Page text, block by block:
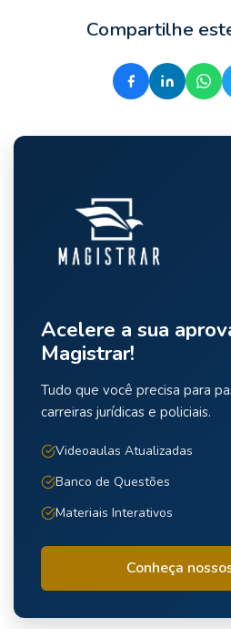
Compartilhe
Acelere a sua
Magistrar!
Tudo que você precisa para
carreiras jurídicas e policiais.
Videoaulas Atualizadas
Banco de Questões
Materiais Interativos
Conheça